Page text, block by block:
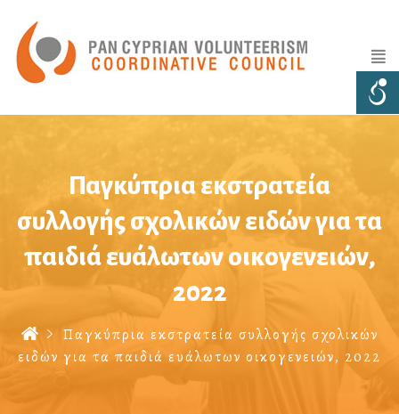
Παγκύπρια εκστρατεία
συλλογής σχολικών ειδών για τα
παιδιά ευάλωτων οικογενειών,
2022
Παγκύπρια εκστρατεία συλλογής σχολικών
ειδών για τα παιδιά ευάλωτων οικογενειών, 2022